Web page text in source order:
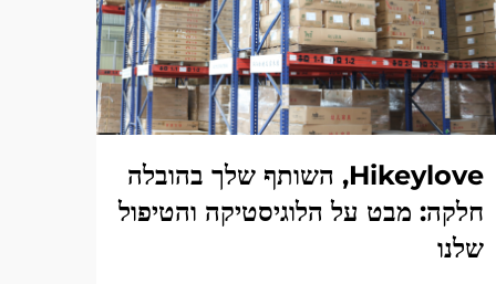
Hikeylove, השותף שלך בהובלה
חלקה: מבט על הלוגיסטיקה והטיפול
שלנו